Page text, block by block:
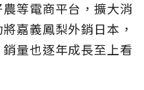
等電商平台，擴大消
嘉義鳳梨外銷日本，
量也逐年成長至上看